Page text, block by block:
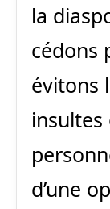
la
cédons
évitons
d’une